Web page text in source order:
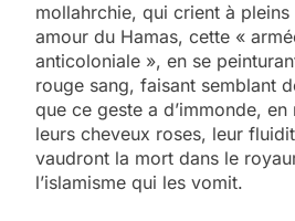
mollahrchie, qui crient à
amour du Hamas, cette «
anticoloniale », en se
rouge sang, faisant semblant
que ce geste a d’immonde, en
leurs cheveux roses, leur
vaudront la mort dans le
l’islamisme qui les vomit.